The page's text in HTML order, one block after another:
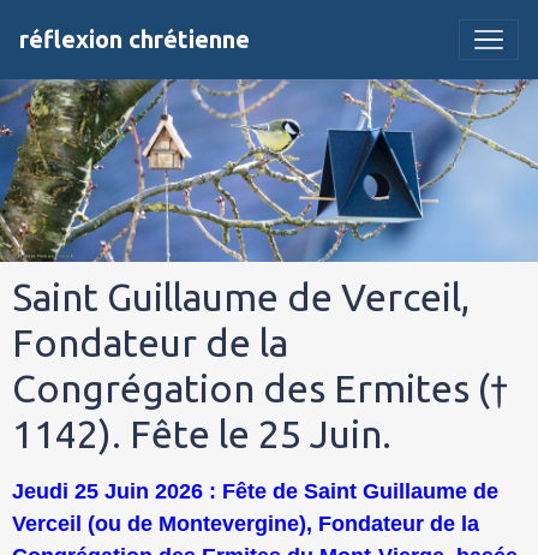
réflexion chrétienne
Saint Guillaume de Verceil,
Fondateur de la
Congrégation des Ermites (†
1142). Fête le 25 Juin.
Jeudi 25 Juin 2026 : Fête de Saint Guillaume de
Verceil (ou de Montevergine), Fondateur de la